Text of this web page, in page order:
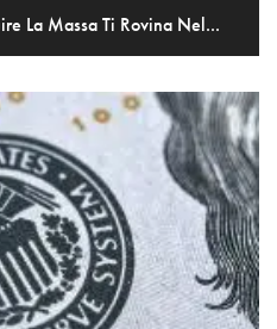
La Massa Ti Rovina Nel...